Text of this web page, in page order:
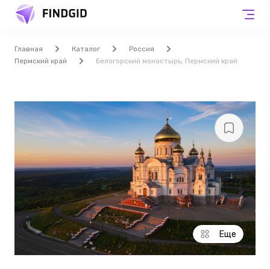
Главная Каталог
Россия
Пермский край
Белогорский монастырь, Пермский край
Еще